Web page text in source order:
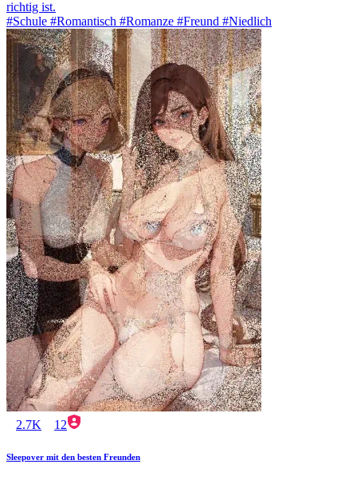
richtig ist.
#Schule #Romantisch #Romanze #Freund #Niedlich
2.7K 12
Sleepover mit den besten Freunden